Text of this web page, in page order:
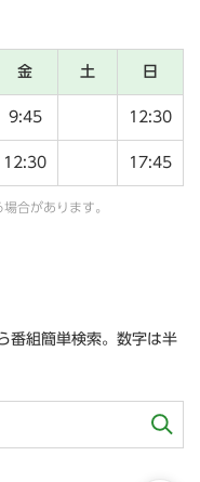
金 土 日
9:45 12:30
12:30 17:45
合があります。
番組簡単検索。数字は半